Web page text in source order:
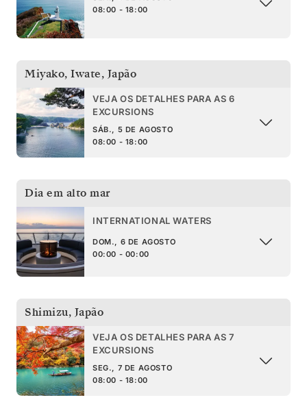
08:00 - 18:00
Miyako, Iwate, Japão
VEJA OS DETALHES PARA AS 6
EXCURSIONS
SÁB., 5 DE AGOSTO
08:00 - 18:00
Dia em alto mar
INTERNATIONAL WATERS
DOM., 6 DE AGOSTO
00:00 - 00:00
Shimizu, Japão
VEJA OS DETALHES PARA AS 7
EXCURSIONS
SEG., 7 DE AGOSTO
08:00 - 18:00